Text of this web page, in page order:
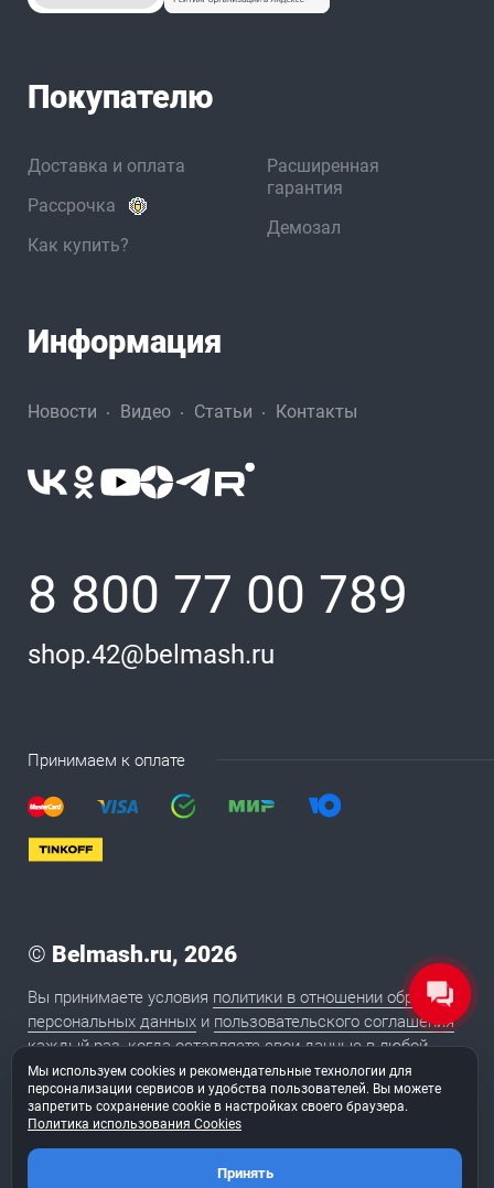
Покупателю
Доставка и оплата
Рассрочка
Как купить?
Расширенная
гарантия
Демозал
Информация
Новости Видео Статьи Контакты
8 800 77 00 789
shop.42@belmash.ru
Принимаем к оплате
© Belmash.ru, 2026
Вы принимаете условия политики в отношении обработки
персональных данных и пользовательского соглашения
каждый раз, когда оставляете свои данные в любой
форме обратной связи на сайте BELMASH.RU
Сайт сделан в студии «ТуФингерс
Мы используем cookies и рекомендательные технологии для
персонализации сервисов и удобства пользователей. Вы можете
запретить сохранение cookie в настройках своего браузера.
Политика использования Cookies
Принять